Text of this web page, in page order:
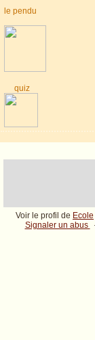
le pendu
quiz
Voir le profil de Ecole
Signaler un abus